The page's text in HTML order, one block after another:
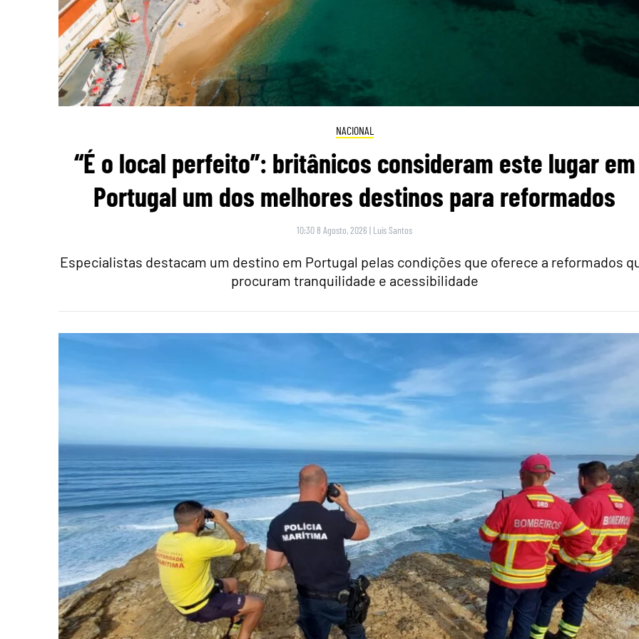
NACIONAL
“É o local perfeito”: britânicos consideram este lugar em
Portugal um dos melhores destinos para reformados
10:30 8 Agosto, 2026 | Luís Santos
Especialistas destacam um destino em Portugal pelas condições que oferece a reformados
procuram tranquilidade e acessibilidade